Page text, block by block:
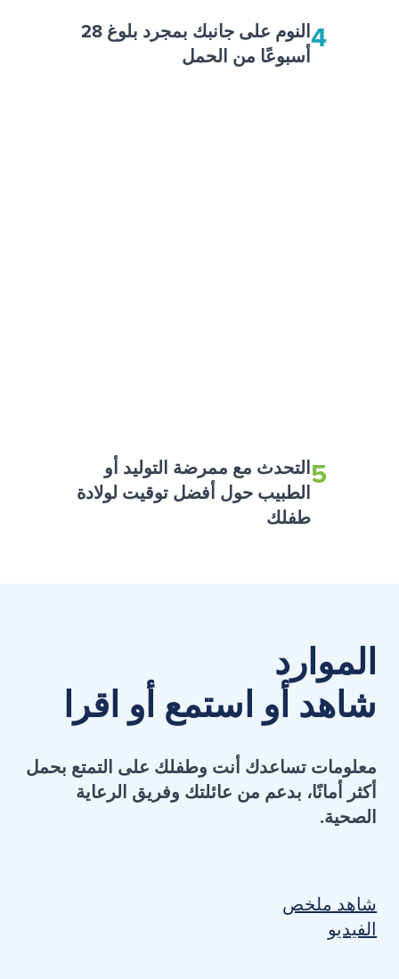
4
النوم على جانبك بمجرد بلوغ 28
أسبوعًا من الحمل
5التحدث مع ممرضة التوليد أو
الطبيب حول أفضل توقيت لولادة
طفلك
الموارد
شاهد أو استمع أو اقرا
معلومات تساعدك أنت وطفلك على التمتع بحمل
أكثر أمانًا، بدعم من عائلتك وفريق الرعاية
الصحية.
شاهد ملخص
الفيديو